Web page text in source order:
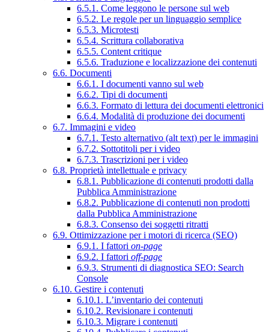
6.5.1. Come leggono le persone sul web
6.5.2. Le regole per un linguaggio semplice
6.5.3. Microtesti
6.5.4. Scrittura collaborativa
6.5.5. Content critique
6.5.6. Traduzione e localizzazione dei contenuti
6.6. Documenti
6.6.1. I documenti vanno sul web
6.6.2. Tipi di documenti
6.6.3. Formato di lettura dei documenti elettronici
6.6.4. Modalità di produzione dei documenti
6.7. Immagini e video
6.7.1. Testo alternativo (alt text) per le immagini
6.7.2. Sottotitoli per i video
6.7.3. Trascrizioni per i video
6.8. Proprietà intellettuale e privacy
6.8.1. Pubblicazione di contenuti prodotti dalla
Pubblica Amministrazione
6.8.2. Pubblicazione di contenuti non prodotti
dalla Pubblica Amministrazione
6.8.3. Consenso dei soggetti ritratti
6.9. Ottimizzazione per i motori di ricerca (SEO)
6.9.1. I fattori on-page
6.9.2. I fattori off-page
6.9.3. Strumenti di diagnostica SEO: Search
Console
6.10. Gestire i contenuti
6.10.1. L’inventario dei contenuti
6.10.2. Revisionare i contenuti
6.10.3. Migrare i contenuti